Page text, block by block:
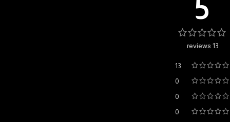
5
13 reviews
13
0
0
0